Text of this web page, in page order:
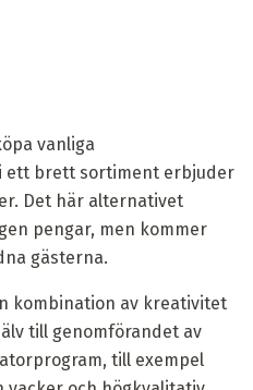
vanliga
ett brett sortiment erbjuder
Det här alternativet
pengar, men kommer
gästerna.
kombination av kreativitet
till genomförandet av
till exempel